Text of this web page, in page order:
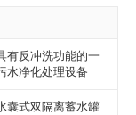
有反冲洗功能的一
水净化处理设备
囊式双隔离蓄水罐